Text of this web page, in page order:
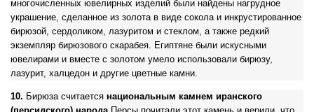
многочисленных ювелирных изделий были найдены нагрудное
украшение, сделанное из золота в виде сокола и инкрустированное
бирюзой, сердоликом, лазуритом и стеклом, а также редкий
экземпляр бирюзового скарабея. Египтяне были искусными
ювелирами и вместе с золотом умело использовали бирюзу,
лазурит, халцедон и другие цветные камни.
10. Бирюза считается национальным камнем иранского